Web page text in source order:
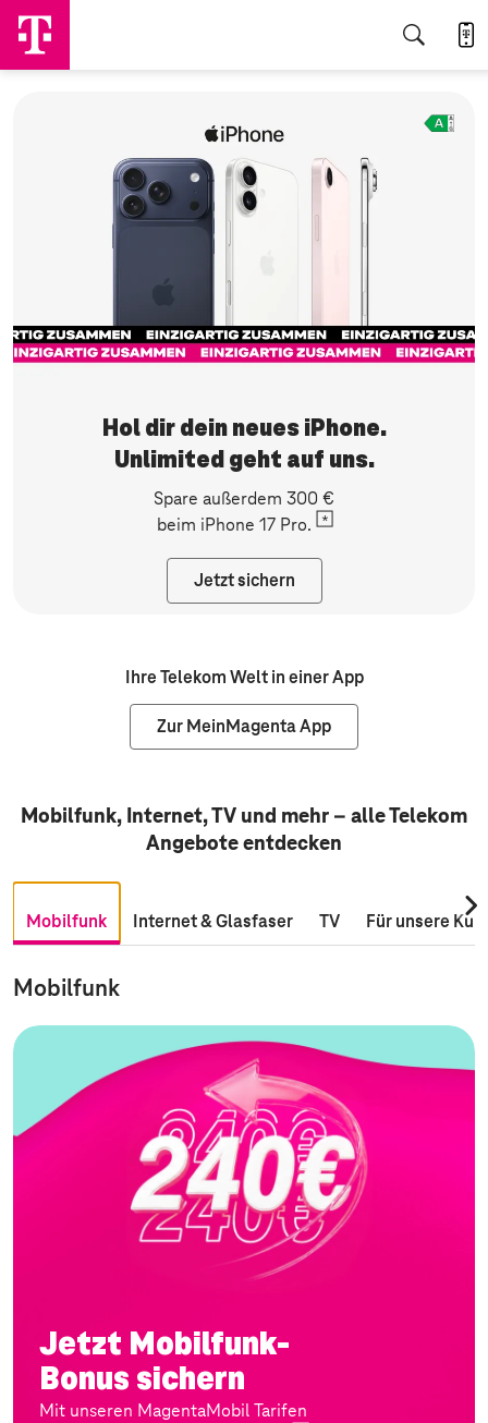
Hol dir dein neues iPhone.
Unlimited geht auf uns.
Spare außerdem 300 €
beim iPhone 17 Pro.
Jetzt sichern
Ihre Telekom Welt in einer App
Zur MeinMagenta App
Mobilfunk, Internet, TV und mehr – alle Telekom
Angebote entdecken
Mobilfunk Internet & Glasfaser TV Für unsere
Mobilfunk
Jetzt Mobilfunk-
Bonus sichern
Mit unseren MagentaMobil Tarifen